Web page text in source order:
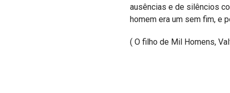
ausências e de silêncios
homem era um sem fim, e
( O filho de Mil Homens,